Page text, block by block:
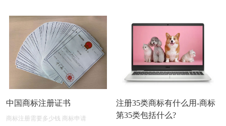
中国商标注册证书
商标注册需要多少钱 商标申请
注册35类商标有什么用-商标
第35类包括什么?